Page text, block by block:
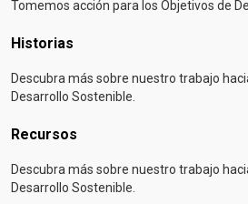
Tomemos acción para los Objetivos de
Historias
Descubra más sobre nuestro trabajo
Desarrollo Sostenible.
Recursos
Descubra más sobre nuestro trabajo
Desarrollo Sostenible.